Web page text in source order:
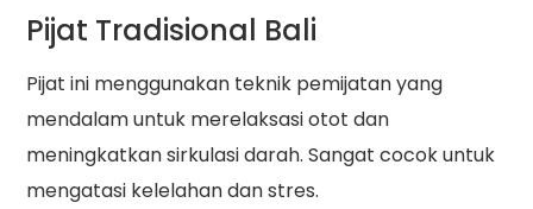
Pijat Tradisional Bali
Pijat ini menggunakan teknik pemijatan yang
mendalam untuk merelaksasi otot dan
meningkatkan sirkulasi darah. Sangat cocok untuk
mengatasi kelelahan dan stres.